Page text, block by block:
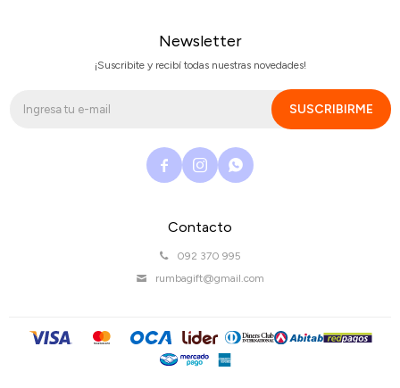
Contacto
092 370 995
rumbagift@gmail.com
Newsletter
¡Suscribite y recibí todas nuestras novedades!
SUSCRIBIRME
  